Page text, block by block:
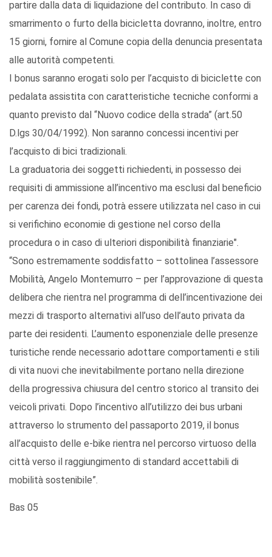
partire dalla data di liquidazione del contributo. In caso di
smarrimento o furto della bicicletta dovranno, inoltre, entro
15 giorni, fornire al Comune copia della denuncia presentata
alle autorità competenti.
I bonus saranno erogati solo per l’acquisto di biciclette con
pedalata assistita con caratteristiche tecniche conformi a
quanto previsto dal “Nuovo codice della strada” (art.50
D.lgs 30/04/1992). Non saranno concessi incentivi per
l’acquisto di bici tradizionali.
La graduatoria dei soggetti richiedenti, in possesso dei
requisiti di ammissione all’incentivo ma esclusi dal beneficio
per carenza dei fondi, potrà essere utilizzata nel caso in cui
si verifichino economie di gestione nel corso della
procedura o in caso di ulteriori disponibilità finanziarie".
“Sono estremamente soddisfatto – sottolinea l’assessore
Mobilità, Angelo Montemurro – per l’approvazione di questa
delibera che rientra nel programma di dell’incentivazione dei
mezzi di trasporto alternativi all’uso dell’auto privata da
parte dei residenti. L’aumento esponenziale delle presenze
turistiche rende necessario adottare comportamenti e stili
di vita nuovi che inevitabilmente portano nella direzione
della progressiva chiusura del centro storico al transito dei
veicoli privati. Dopo l’incentivo all’utilizzo dei bus urbani
attraverso lo strumento del passaporto 2019, il bonus
all’acquisto delle e-bike rientra nel percorso virtuoso della
città verso il raggiungimento di standard accettabili di
mobilità sostenibile”.
Bas 05